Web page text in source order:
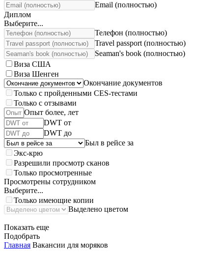
Email (полностью)
Диплом
Выберите...
Телефон (полностью)
Travel passport (полностью)
Seaman's book (полностью)
Виза США
Виза Шенген
Окончание документов
Только с пройденными CES-тестами
Только с отзывами
Опыт более, лет
DWT от
DWT до
Был в рейсе за
Экс-крю
Разрешили просмотр сканов
Только просмотренные
Просмотрены сотрудником
Выберите...
Только имеющие копии
Выделено цветом
Показать еще
Подобрать
Главная Вакансии для моряков